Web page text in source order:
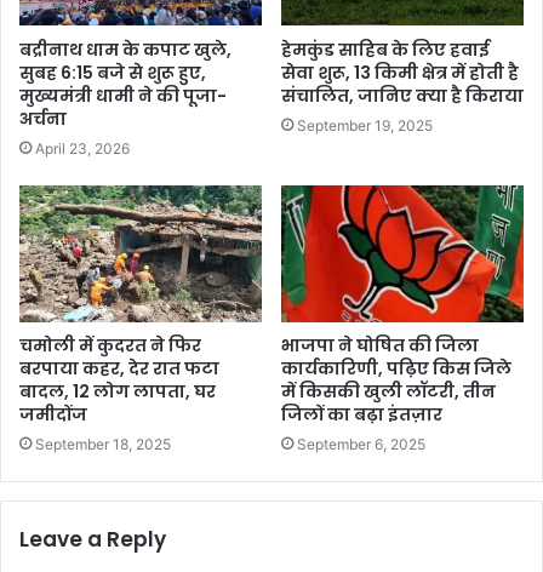
बद्रीनाथ धाम के कपाट खुले,
सुबह 6:15 बजे से शुरू हुए,
मुख्यमंत्री धामी ने की पूजा-
अर्चना
April 23, 2026
हेमकुंड साहिब के लिए हवाई
सेवा शुरू, 13 किमी क्षेत्र में होती है
संचालित, जानिए क्या है किराया
September 19, 2025
चमोली में कुदरत ने फिर
बरपाया कहर, देर रात फटा
बादल, 12 लोग लापता, घर
जमीदोंज
September 18, 2025
भाजपा ने घोषित की जिला
कार्यकारिणी, पढ़िए किस जिले
में किसकी खुली लॉटरी, तीन
जिलों का बढ़ा इंतज़ार
September 6, 2025
Leave a Reply